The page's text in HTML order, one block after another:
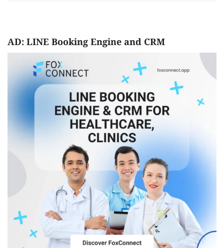
AD: LINE Booking Engine and CRM